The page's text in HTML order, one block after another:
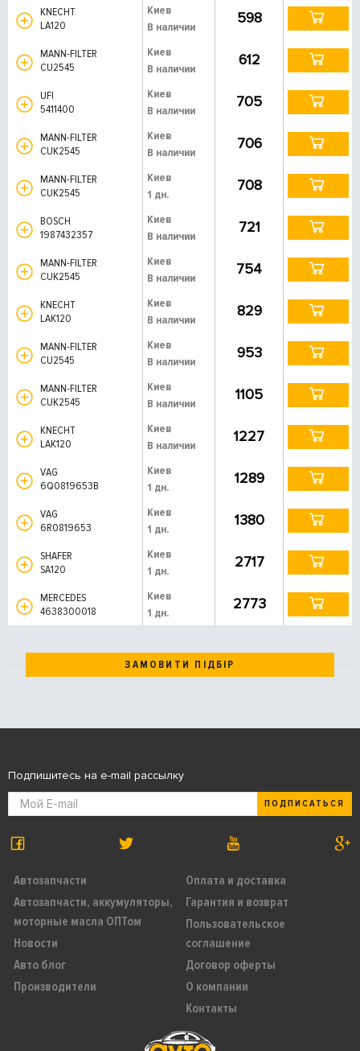
KNECHT
LA120
Киев
В наличии
598
MANN-FILTER
CU2545
Киев
В наличии
612
UFI
5411400
Киев
В наличии
705
MANN-FILTER
CUK2545
Киев
В наличии
706
MANN-FILTER
CUK2545
Киев
1 дн.
708
BOSCH
1987432357
Киев
В наличии
721
MANN-FILTER
CUK2545
Киев
В наличии
754
KNECHT
LAK120
Киев
В наличии
829
MANN-FILTER
CU2545
Киев
В наличии
953
MANN-FILTER
CUK2545
Киев
В наличии
1105
KNECHT
LAK120
Киев
В наличии
1227
VAG
6Q0819653B
Киев
1 дн.
1289
VAG
6R0819653
Киев
1 дн.
1380
SHAFER
SA120
Киев
1 дн.
2717
MERCEDES
4638300018
Киев
1 дн.
2773
ЗАМОВИТИ ПІДБІР
Автозапчасти
Автозапчасти, аккумуляторы,
моторные масла ОПТом
Новости
Авто блог
Производители
Оплата и доставка
Гарантия и возврат
Пользовательское
соглашение
Договор оферты
О компании
Контакты
Подпишитесь на e-mail рассылку
ПОДПИСАТЬСЯ